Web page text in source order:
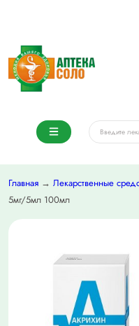
Главная → Лекарственные
5мг/5мл 100мл